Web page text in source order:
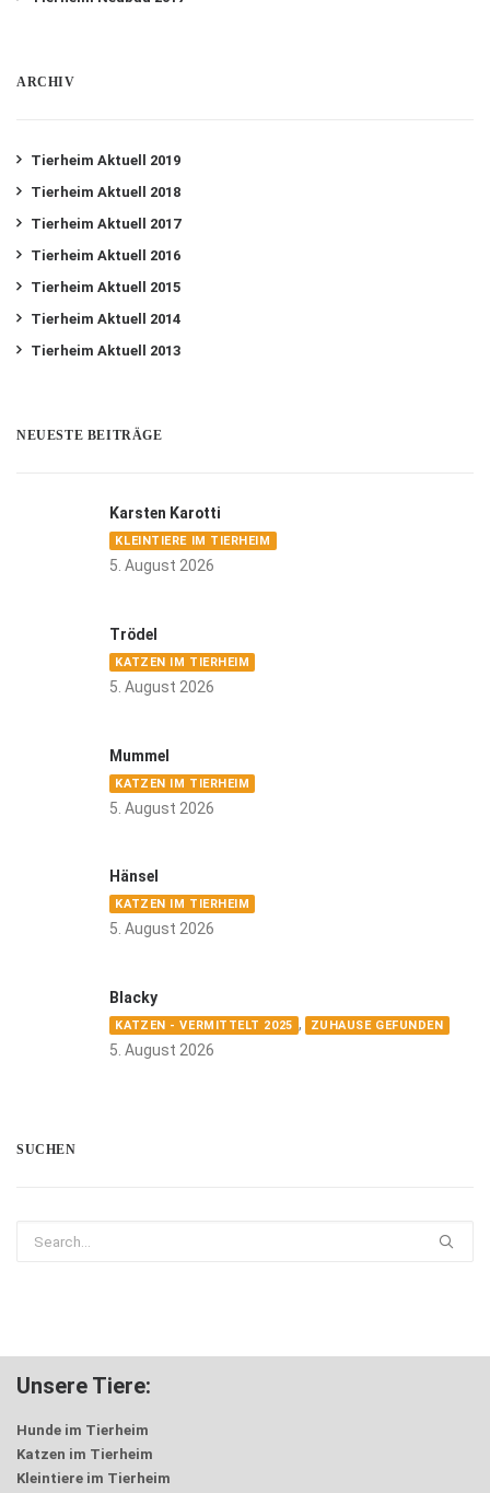
ARCHIV
Tierheim Aktuell 2019
Tierheim Aktuell 2018
Tierheim Aktuell 2017
Tierheim Aktuell 2016
Tierheim Aktuell 2015
Tierheim Aktuell 2014
Tierheim Aktuell 2013
NEUESTE BEITRÄGE
Karsten Karotti
KLEINTIERE IM TIERHEIM
5. August 2026
Trödel
KATZEN IM TIERHEIM
5. August 2026
Mummel
KATZEN IM TIERHEIM
5. August 2026
Hänsel
KATZEN IM TIERHEIM
5. August 2026
Blacky
KATZEN - VERMITTELT 2025 , ZUHAUSE GEFUNDEN
5. August 2026
SUCHEN
Unsere Tiere:
Hunde im Tierheim
Katzen im Tierheim
Kleintiere im Tierheim